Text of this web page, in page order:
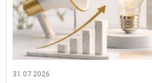
31.07.2026